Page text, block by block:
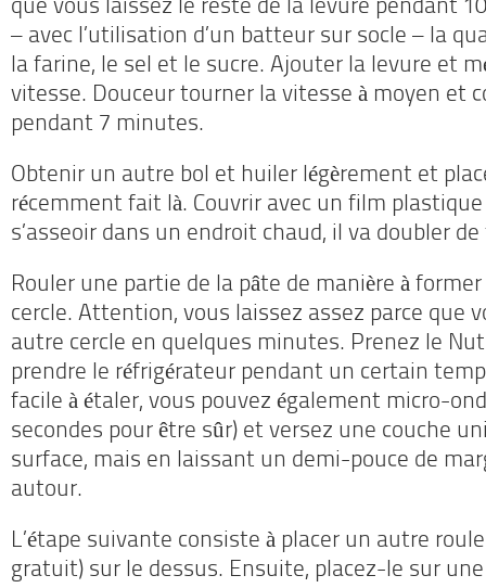
que vous laissez le reste de la levure pendant
– avec l’utilisation d’un batteur sur socle – la
la farine, le sel et le sucre. Ajouter la levure et
vitesse. Douceur tourner la vitesse à moyen et
pendant 7 minutes.
Obtenir un autre bol et huiler légèrement et
récemment fait là. Couvrir avec un film
s’asseoir dans un endroit chaud, il va doubler
Rouler une partie de la pâte de manière à
cercle. Attention, vous laissez assez parce que
autre cercle en quelques minutes. Prenez le
prendre le réfrigérateur pendant un certain
facile à étaler, vous pouvez également micro-
secondes pour être sûr) et versez une couche
surface, mais en laissant un demi-pouce de
autour.
L’étape suivante consiste à placer un autre
gratuit) sur le dessus. Ensuite, placez-le sur